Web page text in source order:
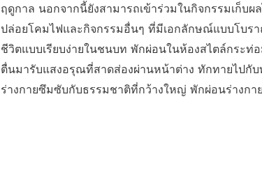
ฤดูกาล นอกจากนี้ยังสามารถเข้าร่วมในกิจกรรมเก็บ
ปล่อยโคมไฟและกิจกรรมอื่นๆ ที่มีเอกลักษณ์แบบโบร
ชีวิตแบบเรียบง่ายในชนบท พักผ่อนในห้องสไตล์กระท่
ตื่นมารับแสงอรุณที่สาดส่องผ่านหน้าต่าง ทักทายไปกั
ร่างกายซึมซับกับธรรมชาติที่กว้างใหญ่ พักผ่อนร่างกา